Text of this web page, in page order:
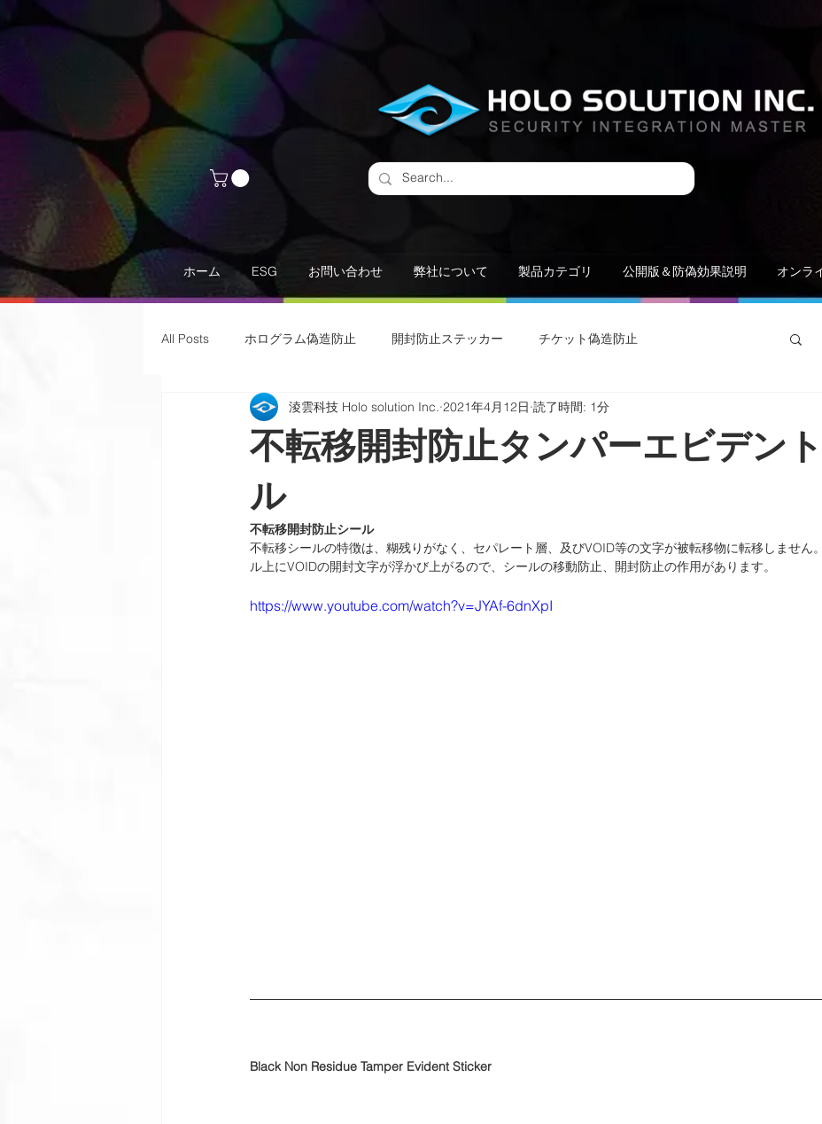
ホーム ESG お問い合わせ 弊社について 製品カテゴリ 公開版＆防偽効果説明 オンラ
All Posts ホログラム偽造防止 開封防止ステッカー チケット偽造防止
機密文書偽造防止 偽造防止パッケージング 銘板ステッカー
偽造防止インクと印刷
会社のニュース プロセスと機器 Learning Organization
不転移開封防止タンパーエビデン
ル
淩雲科技 Holo solution Inc. 2021年4月12日 読了時間: 1分
不転移開封防止シール
不転移シールの特徴は、糊残りがなく、セパレート層、及びVOID等の文字が被転移物に転移しません
ル上にVOIDの開封文字が浮かび上がるので、シールの移動防止、開封防止の作用があります。
https://www.youtube.com/watch?v=JYAf-6dnXpI
Black Non Residue Tamper Evident Sticker